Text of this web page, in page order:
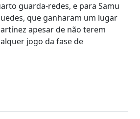
guarda-redes, e para Samu
que ganharam um lugar
apesar de não terem
jogo da fase de